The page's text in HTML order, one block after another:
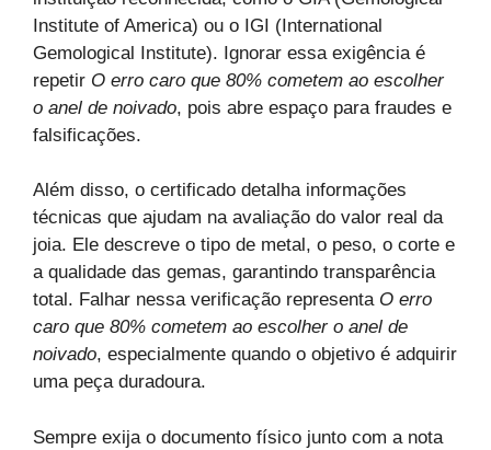
Institute of America) ou o IGI (International
Gemological Institute). Ignorar essa exigência é
repetir O erro caro que 80% cometem ao escolher
o anel de noivado, pois abre espaço para fraudes e
falsificações.
Além disso, o certificado detalha informações
técnicas que ajudam na avaliação do valor real da
joia. Ele descreve o tipo de metal, o peso, o corte e
a qualidade das gemas, garantindo transparência
total. Falhar nessa verificação representa O erro
caro que 80% cometem ao escolher o anel de
noivado, especialmente quando o objetivo é adquirir
uma peça duradoura.
Sempre exija o documento físico junto com a nota